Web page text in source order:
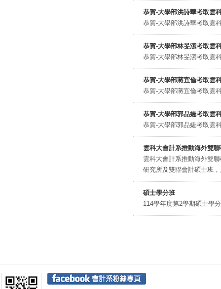
恭賀-大學部洪詩華考取雲
恭賀-大學部洪詩華考取雲
恭賀-大學部林旻潔考取雲
恭賀-大學部林旻潔考取雲
恭賀-大學部蔣宜倫考取雲
恭賀-大學部蔣宜倫考取雲
恭賀-大學部郭品婕考取雲
恭賀-大學部郭品婕考取雲
雲科大會計系推動海外雙
雲科大會計系推動海外雙
研究所及雙聯會計碩士班
碩士學分班
114學年度第2學期碩士學